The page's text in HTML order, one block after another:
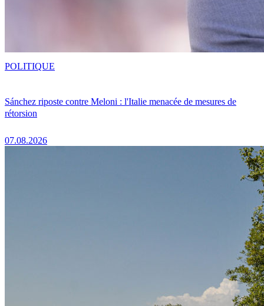
Sánchez riposte contre Meloni : l'Italie menacée de mesures de
rétorsion
07.08.2026
POLITIQUE